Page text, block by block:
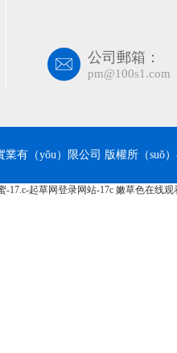
公司郵箱：
pm@100s1.com
業有（yǒu）限公司 版權所（suǒ
-17.c-起草网登录网站-17c 嫩草色在线观